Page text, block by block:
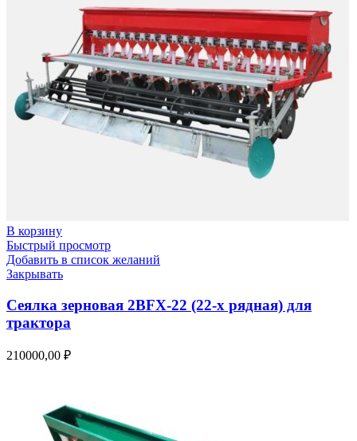
В корзину
Быстрый просмотр
Добавить в список желаний
Закрывать
Сеялка зерновая 2BFX-22 (22-х рядная) для
трактора
210000,00 ₽